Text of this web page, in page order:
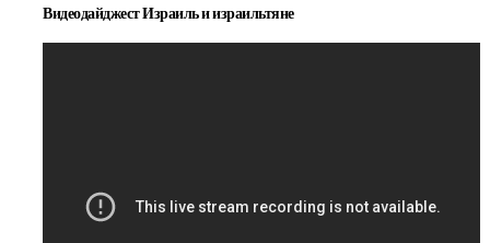
Видеодайджест Израиль и израильтяне